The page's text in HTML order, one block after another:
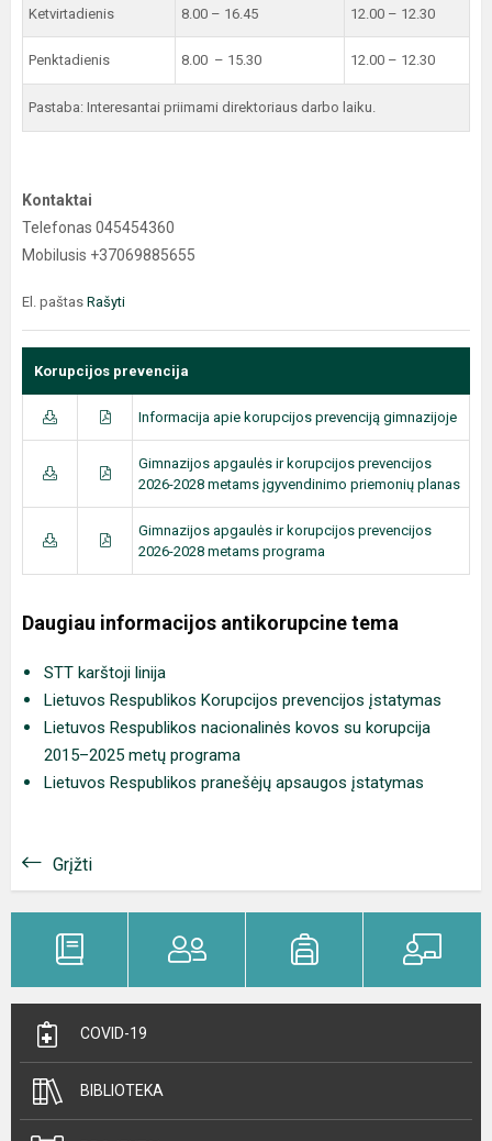
Ketvirtadienis 8.00 – 16.45 12.00 – 12.30
Penktadienis 8.00 – 15.30 12.00 – 12.30
Pastaba: Interesantai priimami direktoriaus darbo laiku.
Kontaktai
Telefonas 045454360
Mobilusis +37069885655
El. paštas Rašyti
Korupcijos prevencija
Informacija apie korupcijos prevenciją gimnazijoje
Gimnazijos apgaulės ir korupcijos prevencijos
2026-2028 metams įgyvendinimo priemonių planas
Gimnazijos apgaulės ir korupcijos prevencijos
2026-2028 metams programa
Daugiau informacijos antikorupcine tema
STT karštoji linija
Lietuvos Respublikos Korupcijos prevencijos įstatymas
Lietuvos Respublikos nacionalinės kovos su korupcija
2015–2025 metų programa
Lietuvos Respublikos pranešėjų apsaugos įstatymas
Grįžti
COVID-19
BIBLIOTEKA